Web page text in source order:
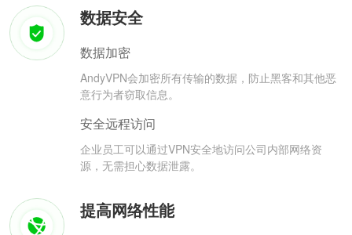
数据安全
数据加密
AndyVPN会加密所有传输的数据，防止黑客和其他恶
意行为者窃取信息。
安全远程访问
企业员工可以通过VPN安全地访问公司内部网络资
源，无需担心数据泄露。
提高网络性能